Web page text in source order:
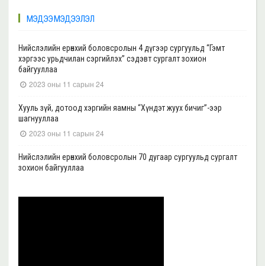
МЭДЭЭ МЭДЭЭЛЭЛ
Нийслэлийн ерөнхий боловсролын 4 дүгээр сургуульд “Гэмт
хэргээс урьдчилан сэргийлэх” сэдэвт сургалт зохион
байгууллаа
2023 оны 11 сарын 24
Хууль зүй, дотоод хэргийн яамны “Хүндэт жуух бичиг”-ээр
шагнууллаа
2023 оны 11 сарын 24
Нийслэлийн ерөнхий боловсролын 70 дугаар сургуульд сургалт
зохион байгууллаа